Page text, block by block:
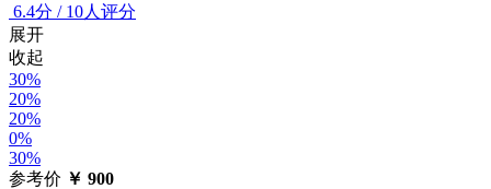
6.4分 / 10人评分
展开
收起
30%
20%
20%
0%
30%
参考价 ￥ 900